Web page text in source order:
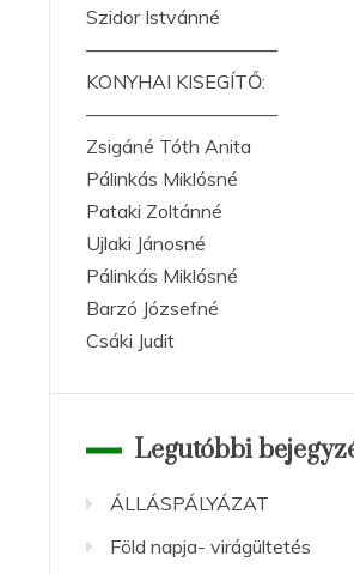
Szidor Istvánné
——————————
KONYHAI KISEGÍTŐ:
——————————
Zsigáné Tóth Anita
Pálinkás Miklósné
Pataki Zoltánné
Ujlaki Jánosné
Pálinkás Miklósné
Barzó Józsefné
Csáki Judit
Legutóbbi
ÁLLÁSPÁLYÁZAT
Föld napja- virágültetés